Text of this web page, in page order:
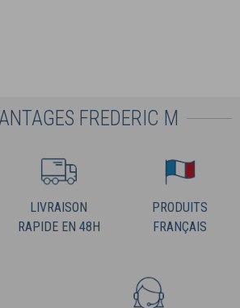
FREDERIC M
LIVRAISON
RAPIDE EN 48H
PRODUITS
FRANÇAIS